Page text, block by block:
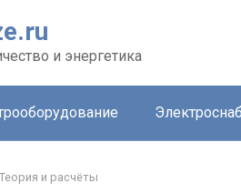
и энергетика
Теория и расчёты